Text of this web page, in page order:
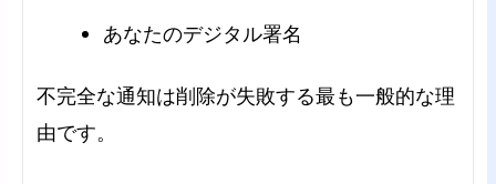
あなたのデジタル署名
不完全な通知は削除が失敗する最も一般的な理
由です。